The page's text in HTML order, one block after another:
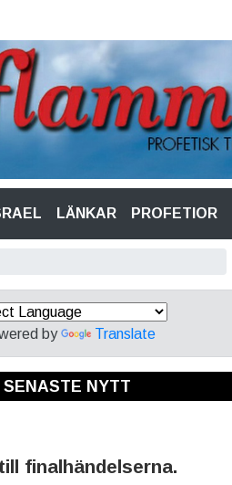
LÄNKAR PROFETIOR
by Translate
SENASTE NYTT
finalhändelserna.